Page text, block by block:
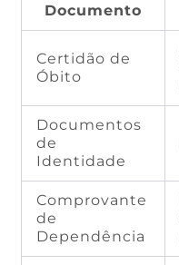
Documento
Certidão de
Óbito
Documentos
de
Identidade
Comprovante
de
Dependência